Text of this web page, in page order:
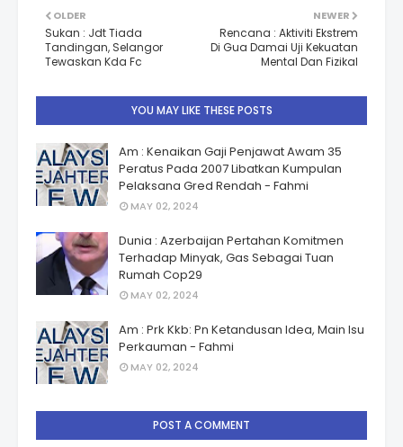
NEWER
Rencana : Aktiviti Ekstrem
Di Gua Damai Uji Kekuatan
Mental Dan Fizikal
OLDER
Sukan : Jdt Tiada
Tandingan, Selangor
Tewaskan Kda Fc
YOU MAY LIKE THESE POSTS
Am : Kenaikan Gaji Penjawat Awam 35
Peratus Pada 2007 Libatkan Kumpulan
Pelaksana Gred Rendah - Fahmi
MAY 02, 2024
Dunia : Azerbaijan Pertahan Komitmen
Terhadap Minyak, Gas Sebagai Tuan
Rumah Cop29
MAY 02, 2024
Am : Prk Kkb: Pn Ketandusan Idea, Main Isu
Perkauman - Fahmi
MAY 02, 2024
POST A COMMENT